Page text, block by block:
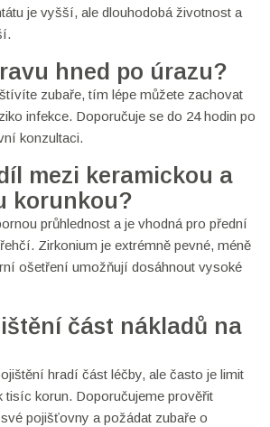
je vyšší, ale dlouhodobá životnost a
hned po úrazu?
zubaře, tím lépe můžete zachovat
infekce. Doporučuje se do 24 hodin po
konzultaci.
mezi keramickou a
korunkou?
průhlednost a je vhodná pro přední
Zirkonium je extrémně pevné, méně
ošetření umožňují dosáhnout vysoké
část nákladů na
hradí část léčby, ale často je limit
tisíc korun. Doporučujeme prověřit
pojišťovny a požádat zubaře o